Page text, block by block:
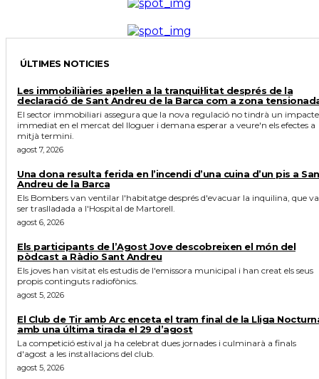
ÚLTIMES NOTICIES
Les immobiliàries apel·len a la tranquil·litat després de la
declaració de Sant Andreu de la Barca com a zona
El sector immobiliari assegura que la nova regulació no tindrà un impacte
immediat en el mercat del lloguer i demana esperar a veure'n els efectes a
mitjà termini.
agost 7, 2026
Una dona resulta ferida en l’incendi d’una cuina d’un pis a
Andreu de la Barca
Els Bombers van ventilar l'habitatge després d'evacuar la inquilina, que va
ser traslladada a l'Hospital de Martorell.
agost 6, 2026
Els participants de l’Agost Jove descobreixen el món del
pòdcast a Ràdio Sant Andreu
Els joves han visitat els estudis de l'emissora municipal i han creat els seus
propis continguts radiofònics.
agost 5, 2026
El Club de Tir amb Arc enceta el tram final de la Lliga
amb una última tirada el 29 d’agost
La competició estival ja ha celebrat dues jornades i culminarà a finals
d'agost a les instal·lacions del club.
agost 5, 2026